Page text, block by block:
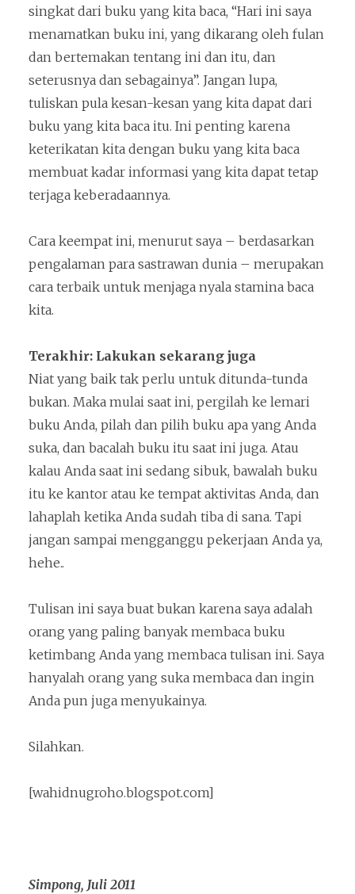
singkat dari buku yang kita baca, “Hari ini saya
menamatkan buku ini, yang dikarang oleh fulan
dan bertemakan tentang ini dan itu, dan
seterusnya dan sebagainya”. Jangan lupa,
tuliskan pula kesan-kesan yang kita dapat dari
buku yang kita baca itu. Ini penting karena
keterikatan kita dengan buku yang kita baca
membuat kadar informasi yang kita dapat tetap
terjaga keberadaannya.
Cara keempat ini, menurut saya – berdasarkan
pengalaman para sastrawan dunia – merupakan
cara terbaik untuk menjaga nyala stamina baca
kita.
Terakhir: Lakukan sekarang juga
Niat yang baik tak perlu untuk ditunda-tunda
bukan. Maka mulai saat ini, pergilah ke lemari
buku Anda, pilah dan pilih buku apa yang Anda
suka, dan bacalah buku itu saat ini juga. Atau
kalau Anda saat ini sedang sibuk, bawalah buku
itu ke kantor atau ke tempat aktivitas Anda, dan
lahaplah ketika Anda sudah tiba di sana. Tapi
jangan sampai mengganggu pekerjaan Anda ya,
hehe..
Tulisan ini saya buat bukan karena saya adalah
orang yang paling banyak membaca buku
ketimbang Anda yang membaca tulisan ini. Saya
hanyalah orang yang suka membaca dan ingin
Anda pun juga menyukainya.
Silahkan.
[wahidnugroho.blogspot.com]
Simpong, Juli 2011